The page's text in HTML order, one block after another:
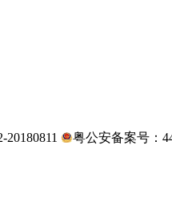
粤公安备案号：